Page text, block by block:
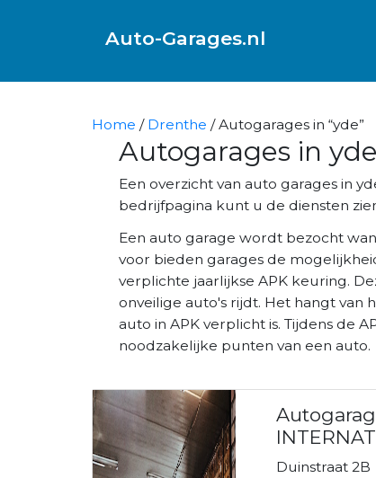
Auto-Garages.nl
Home / Drenthe / Autogarages in “yde”
Autogarages in yde
Een overzicht van auto garages in
bedrijfpagina kunt u de diensten
Een auto garage wordt bezocht
voor bieden garages de
verplichte jaarlijkse APK keuring.
onveilige auto's rijdt. Het hangt van
auto in APK verplicht is. Tijdens de
noodzakelijke punten van een auto.
Duinstraat 2B